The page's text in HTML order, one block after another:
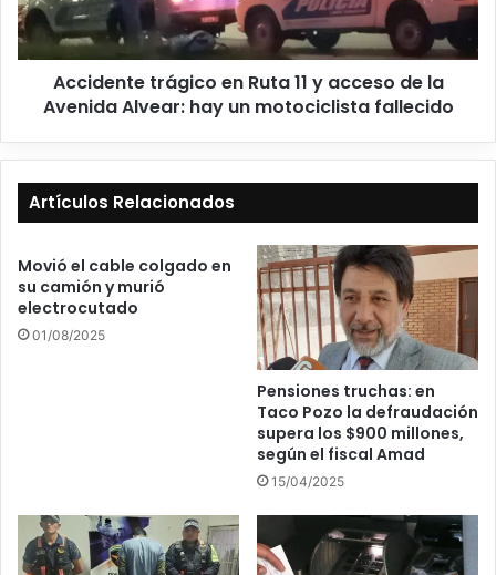
Accidente trágico en Ruta 11 y acceso de la
Avenida Alvear: hay un motociclista fallecido
Artículos Relacionados
Movió el cable colgado en
su camión y murió
electrocutado
01/08/2025
Pensiones truchas: en
Taco Pozo la defraudación
supera los $900 millones,
según el fiscal Amad
15/04/2025